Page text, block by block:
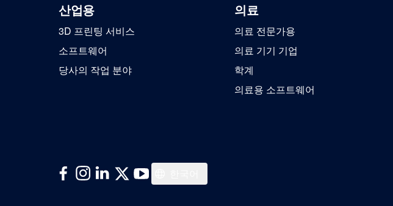
산업용
3D 프린팅 서비스
소프트웨어
당사의 작업 분야
의료
의료 전문가용
의료 기기 기업
학계
의료용 소프트웨어